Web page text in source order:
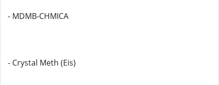
- MDMB-CHMICA
- Crystal Meth (Eis)